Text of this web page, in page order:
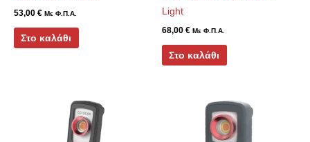
53,00 € Με Φ.Π.Α.
Στο καλάθι
Light
68,00 € Με Φ.Π.Α.
Στο καλάθι